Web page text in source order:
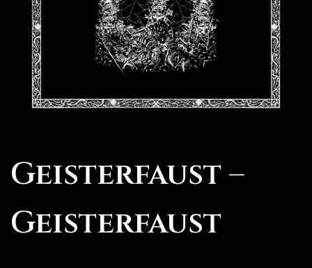
Geisterfaust –
Geisterfaust